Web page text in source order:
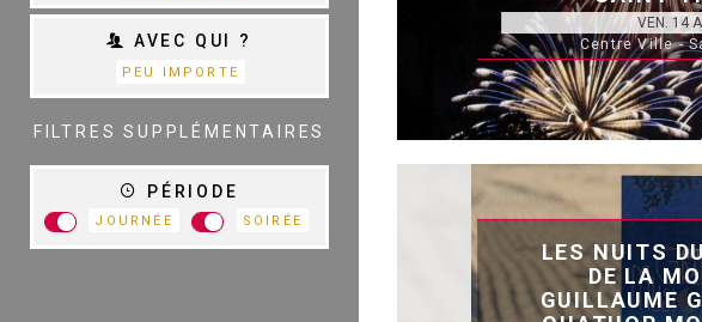
AVEC QUI ?
PEU IMPORTE
FILTRES SUPPLÉMENTAIRES
PÉRIODE
JOURNÉE SOIRÉE
TOUTES LES
VEN. 14
Centre Ville -
LES NUITS
DE LA
GUILLAUME